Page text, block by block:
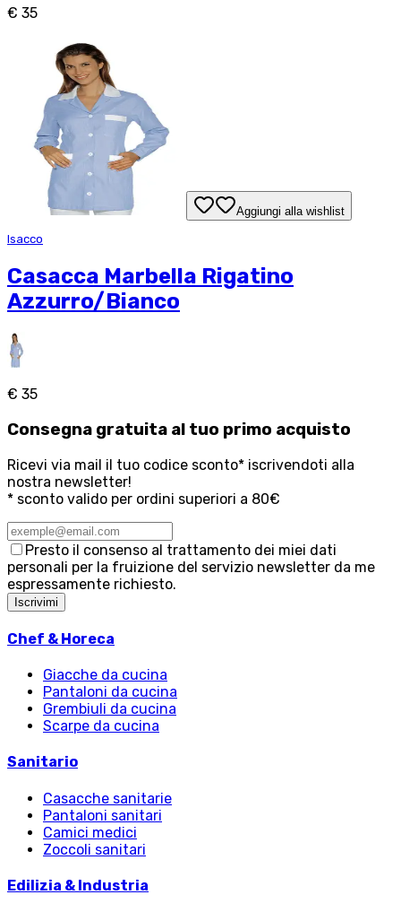
€ 35
Aggiungi alla wishlist
Isacco
Casacca Marbella Rigatino
Azzurro/Bianco
€ 35
Consegna gratuita al tuo primo acquisto
Ricevi via mail il tuo codice sconto* iscrivendoti alla
nostra newsletter!
* sconto valido per ordini superiori a 80€
Presto il consenso al trattamento dei miei dati
personali per la fruizione del servizio newsletter da me
espressamente richiesto.
Iscrivimi
Chef & Horeca
Giacche da cucina
Pantaloni da cucina
Grembiuli da cucina
Scarpe da cucina
Sanitario
Casacche sanitarie
Pantaloni sanitari
Camici medici
Zoccoli sanitari
Edilizia & Industria